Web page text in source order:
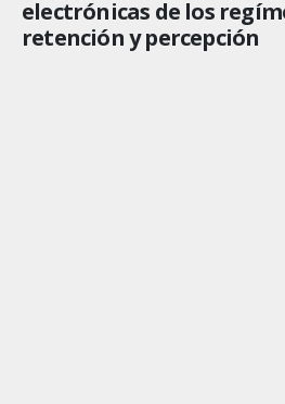
electrónicas de los
retención y percepción